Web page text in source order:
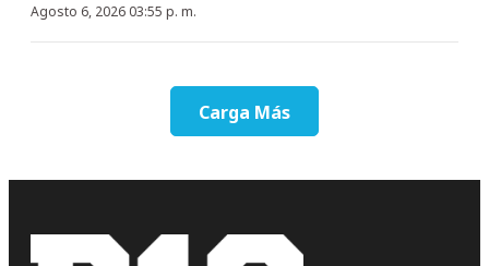
Agosto 6, 2026 03:55 p. m.
Carga Más